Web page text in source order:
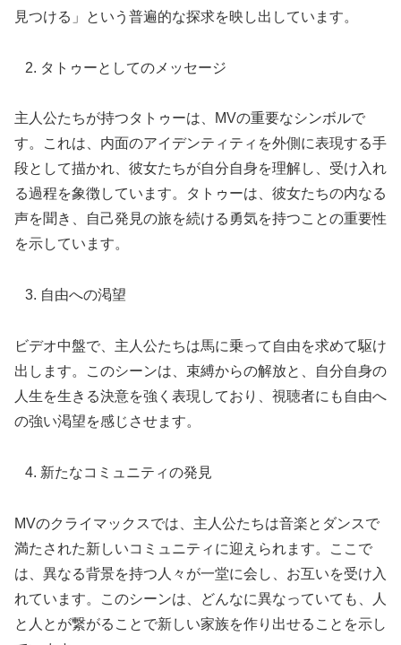
見つける」という普遍的な探求を映し出しています。
タトゥーとしてのメッセージ
主人公たちが持つタトゥーは、MVの重要なシンボルで
す。これは、内面のアイデンティティを外側に表現する手
段として描かれ、彼女たちが自分自身を理解し、受け入れ
る過程を象徴しています。タトゥーは、彼女たちの内なる
声を聞き、自己発見の旅を続ける勇気を持つことの重要性
を示しています。
自由への渇望
ビデオ中盤で、主人公たちは馬に乗って自由を求めて駆け
出します。このシーンは、束縛からの解放と、自分自身の
人生を生きる決意を強く表現しており、視聴者にも自由へ
の強い渇望を感じさせます。
新たなコミュニティの発見
MVのクライマックスでは、主人公たちは音楽とダンスで
満たされた新しいコミュニティに迎えられます。ここで
は、異なる背景を持つ人々が一堂に会し、お互いを受け入
れています。このシーンは、どんなに異なっていても、人
と人とが繋がることで新しい家族を作り出せることを示し